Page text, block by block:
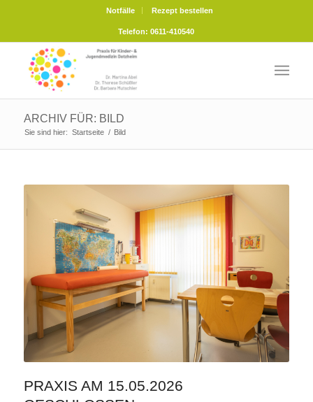
Notfälle Rezept bestellen
Telefon: 0611-410540
ARCHIV FÜR: BILD
Sie sind hier: Startseite / Bild
PRAXIS AM 15.05.2026